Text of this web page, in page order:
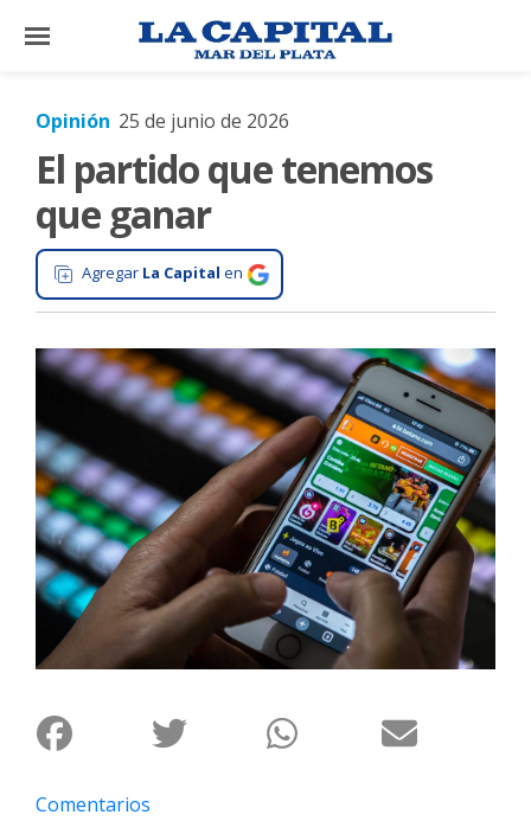
×
El
El
Mundo
La
Cultura
Tecnología
Gastronomía
Salud
Interés
General
Ciudad
Arte
Espectáculos
Opinión 25 de junio de 2026
El partido que tenemos
que ganar
Agregar La Capital en
Comentarios